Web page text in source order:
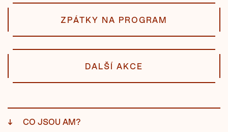
ZPÁTKY NA PROGRAM
DALŠÍ AKCE
↓ CO JSOU AM?